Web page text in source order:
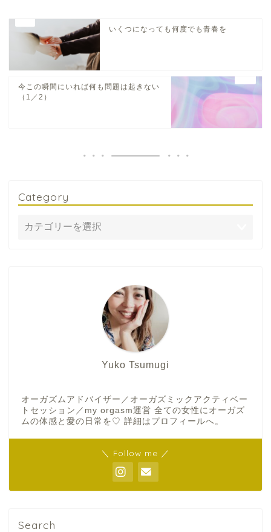
いくつになっても何度でも青春を
今この瞬間にいれば何も問題は起きない
（1／2）
Category
Yuko Tsumugi
オーガズムアドバイザー／オーガズミックアクティベー
トセッション／my orgasm運営 全ての女性にオーガズ
ムの体感と愛の日常を♡ 詳細はプロフィールへ。
＼ Follow me ／
Search